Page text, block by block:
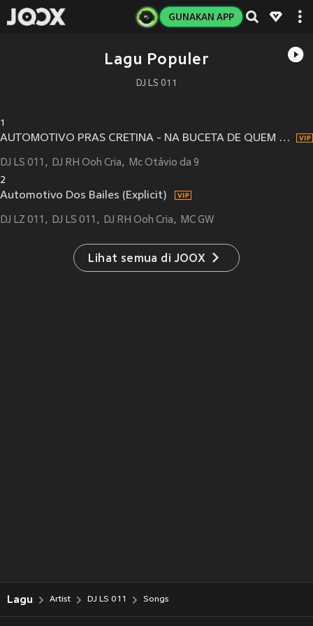
GUNAKAN APP
Lagu Populer
DJ LS 011
1
AUTOMOTIVO PRAS CRETINA - NA BUCETA DE QUEM NAO PRESTA (Explicit)
DJ LS 011 DJ RH Ooh Cria Mc Otávio da 9
2
Automotivo Dos Bailes (Explicit)
DJ LZ 011 DJ LS 011 DJ RH Ooh Cria MC GW
Lihat semua di JOOX
Lagu Artist DJ LS 011 Songs